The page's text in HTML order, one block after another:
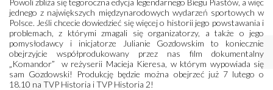
jednego z największych międzynarodowych wydarzeń sportowych w
Polsce. Jeśli chcecie dowiedzieć się więcej o historii jego powstawania i
problemach, z którymi zmagali się organizatorzy, a także o jego
pomysłodawcy i inicjatorze Julianie Gozdowskim to koniecznie
obejrzyjcie współprodukowany przez nas film dokumentalny
„Komandor” w reżyserii Macieja Kieresa, w którym wypowiada się
sam Gozdowski! Produkcję będzie można obejrzeć już 7 lutego o
18.10 na TVP Historia i TVP Historia 2!